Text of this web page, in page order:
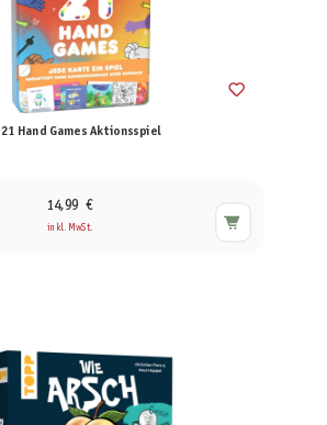
21 Hand Games Aktionsspiel
14,99 €
inkl. MwSt.